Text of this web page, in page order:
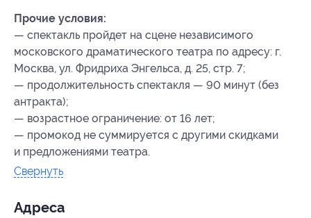
Прочие условия:
— спектакль пройдет на сцене независимого
московского драматического театра по адресу: г.
Москва, ул. Фридриха Энгельса, д. 25, стр. 7;
— продолжительность спектакля — 90 минут (без
антракта);
— возрастное ограничение: от 16 лет;
— промокод не суммируется с другими скидками
и предложениями театра.
Свернуть
Адресa